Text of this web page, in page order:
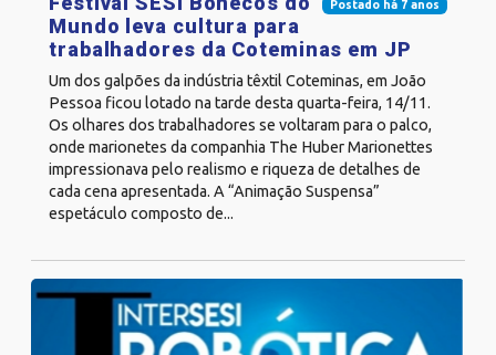
Postado há 7 anos
Mundo leva cultura para
trabalhadores da Coteminas em JP
Um dos galpões da indústria têxtil Coteminas, em João
Pessoa ficou lotado na tarde desta quarta-feira, 14/11.
Os olhares dos trabalhadores se voltaram para o palco,
onde marionetes da companhia The Huber Marionettes
impressionava pelo realismo e riqueza de detalhes de
cada cena apresentada. A “Animação Suspensa”
espetáculo composto de...